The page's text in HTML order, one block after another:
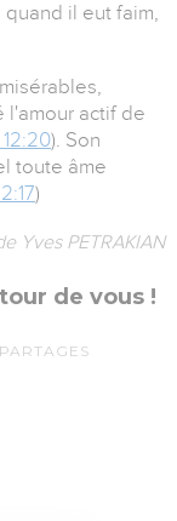
il eut faim,
l'amour actif de
12:20). Son
toute âme
)
Yves PETRAKIAN
de vous !
PARTAGES